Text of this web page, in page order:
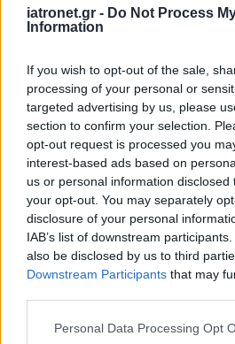
iatronet.gr - Do Not Process
Information
If you wish to opt-out of the sale,
processing of your personal or
targeted advertising by us, please
section to confirm your selection.
opt-out request is processed you
interest-based ads based on
us or personal information
your opt-out. You may separately
disclosure of your personal
IAB’s list of downstream
also be disclosed by us to third
Downstream Participants that may
Please note that this website/app
Personal Data Processing Opt